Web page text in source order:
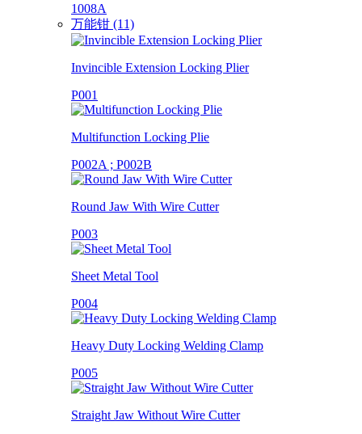
1008A
万能钳 (11)
Invincible Extension Locking Plier
P001
Multifunction Locking Plie
P002A ; P002B
Round Jaw With Wire Cutter
P003
Sheet Metal Tool
P004
Heavy Duty Locking Welding Clamp
P005
Straight Jaw Without Wire Cutter